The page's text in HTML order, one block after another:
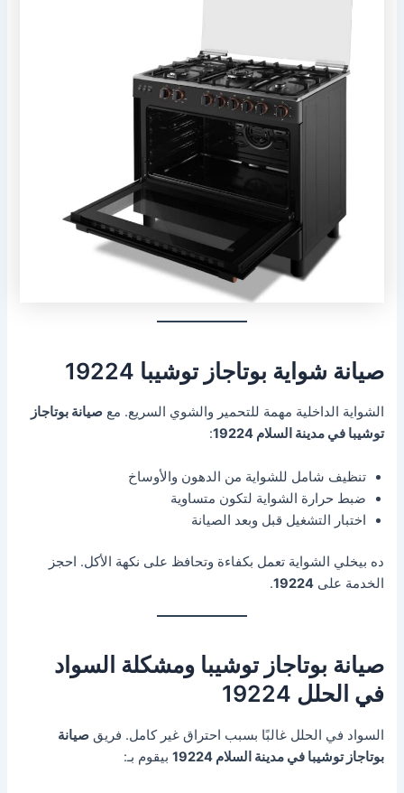
صيانة شواية بوتاجاز توشيبا 19224
الشواية الداخلية مهمة للتحمير والشوي السريع. معصيانة بوتاجاز
توشيبا في مدينة السلام 19224
:
تنظيف شامل للشواية من الدهون والأوساخ
ضبط حرارة الشواية لتكون متساوية
اختبار التشغيل قبل وبعد الصيانة
ده بيخلي الشواية تعمل بكفاءة وتحافظ على نكهة الأكل. احجز
الخدمة على19224
.
صيانة بوتاجاز توشيبا ومشكلة السواد
في الحلل 19224
السواد في الحلل غالبًا بسبب احتراق غير كامل. فريقصيانة
بوتاجاز توشيبا في مدينة السلام 19224
بيقوم بـ: